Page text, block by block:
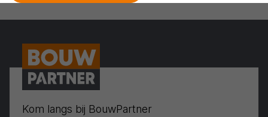
Kom langs bij BouwPartner